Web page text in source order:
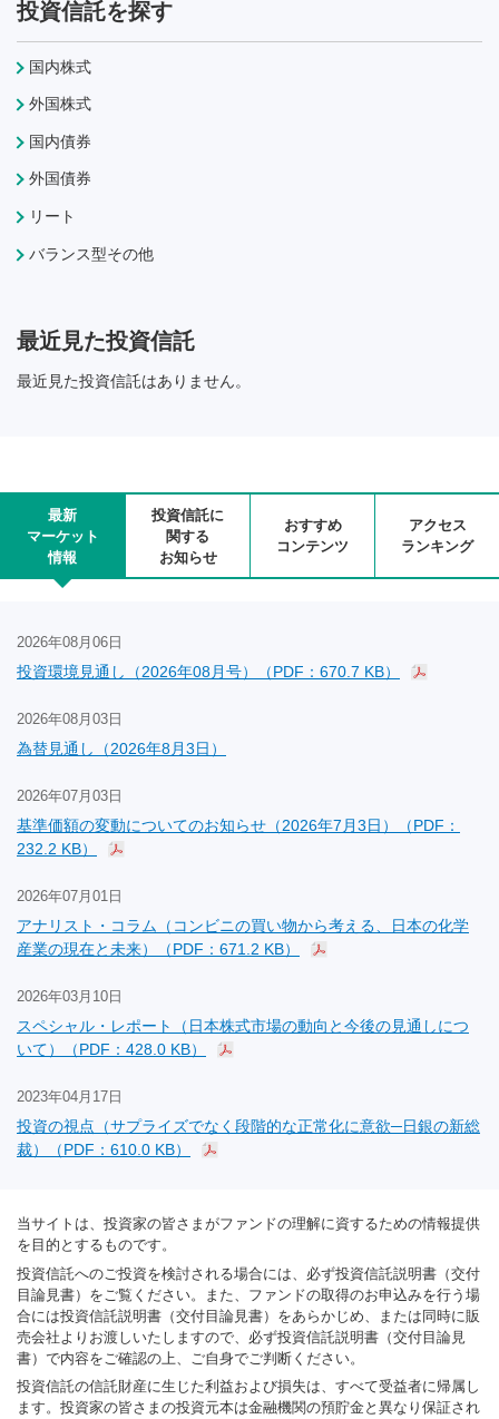
投資信託を探す
国内株式
外国株式
国内債券
外国債券
リート
バランス型その他
最近見た投資信託
最近見た投資信託はありません。
最新
マーケット
情報
投資信託に
関する
お知らせ
おすすめ
コンテンツ
アクセス
ランキング
2026年08月06日
投資環境見通し（2026年08月号）（PDF：670.7 KB）
2026年08月03日
為替見通し（2026年8月3日）
2026年07月03日
基準価額の変動についてのお知らせ（2026年7月3日）（PDF：
232.2 KB）
2026年07月01日
アナリスト・コラム（コンビニの買い物から考える、日本の化学
産業の現在と未来）（PDF：671.2 KB）
2026年03月10日
スペシャル・レポート（日本株式市場の動向と今後の見通しにつ
いて）（PDF：428.0 KB）
2023年04月17日
投資の視点（サプライズでなく段階的な正常化に意欲─日銀の新総
裁）（PDF：610.0 KB）
当サイトは、投資家の皆さまがファンドの理解に資するための情報提供
を目的とするものです。
投資信託へのご投資を検討される場合には、必ず投資信託説明書（交付
目論見書）をご覧ください。また、ファンドの取得のお申込みを行う場
合には投資信託説明書（交付目論見書）をあらかじめ、または同時に販
売会社よりお渡しいたしますので、必ず投資信託説明書（交付目論見
書）で内容をご確認の上、ご自身でご判断ください。
投資信託の信託財産に生じた利益および損失は、すべて受益者に帰属し
ます。投資家の皆さまの投資元本は金融機関の預貯金と異なり保証され